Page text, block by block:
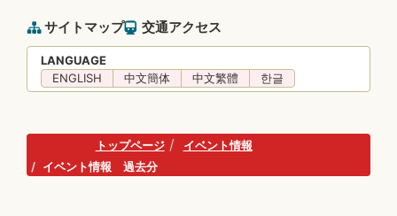
サイトマップ 交通アクセス
LANGUAGE
ENGLISH
中文簡体 中文繁體 한글
トップページ
イベント情報
イベント情報 過去分